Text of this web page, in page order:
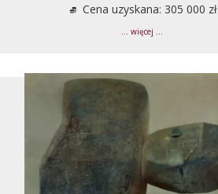
Cena uzyskana: 305 000 zł
... więcej ...